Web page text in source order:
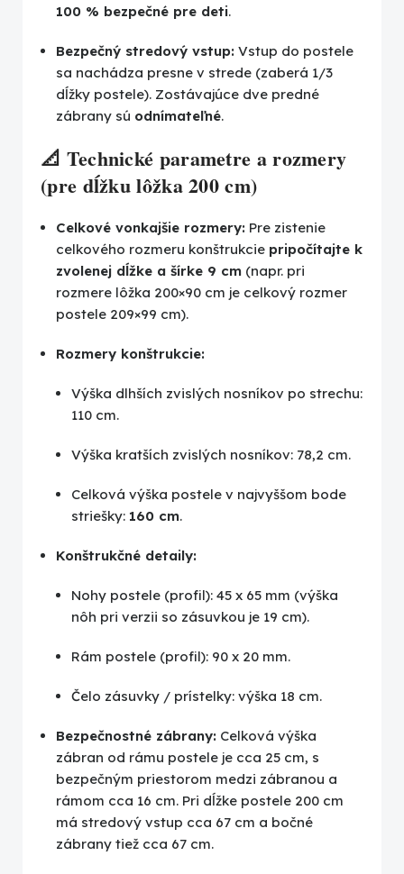
100 % bezpečné pre deti.
Bezpečný stredový vstup: Vstup do postele
sa nachádza presne v strede (zaberá 1/3
dĺžky postele). Zostávajúce dve predné
zábrany sú odnímateľné.
📐 Technické parametre a rozmery
(pre dĺžku lôžka 200 cm)
Celkové vonkajšie rozmery: Pre zistenie
celkového rozmeru konštrukcie pripočítajte k
zvolenej dĺžke a šírke 9 cm (napr. pri
rozmere lôžka 200×90 cm je celkový rozmer
postele 209×99 cm).
Rozmery konštrukcie:
Výška dlhších zvislých nosníkov po strechu:
110 cm.
Výška kratších zvislých nosníkov: 78,2 cm.
Celková výška postele v najvyššom bode
striešky: 160 cm.
Konštrukčné detaily:
Nohy postele (profil): 45 x 65 mm (výška
nôh pri verzii so zásuvkou je 19 cm).
Rám postele (profil): 90 x 20 mm.
Čelo zásuvky / prístelky: výška 18 cm.
Bezpečnostné zábrany: Celková výška
zábran od rámu postele je cca 25 cm, s
bezpečným priestorom medzi zábranou a
rámom cca 16 cm. Pri dĺžke postele 200 cm
má stredový vstup cca 67 cm a bočné
zábrany tiež cca 67 cm.